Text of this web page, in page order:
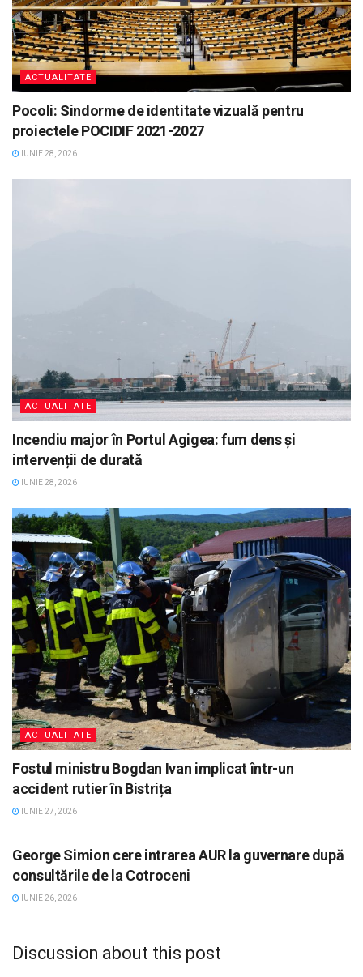
ACTUALITATE
Pocoli: Sindorme de identitate vizuală pentru
proiectele POCIDIF 2021-2027
IUNIE 28, 2026
ACTUALITATE
Incendiu major în Portul Agigea: fum dens și
intervenții de durată
IUNIE 28, 2026
ACTUALITATE
Fostul ministru Bogdan Ivan implicat într-un
accident rutier în Bistrița
IUNIE 27, 2026
George Simion cere intrarea AUR la guvernare după
consultările de la Cotroceni
IUNIE 26, 2026
Discussion about this post